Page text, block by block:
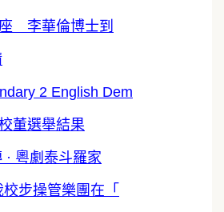
李華倫博士到
2 English Dem
董選舉結果
粵劇泰斗羅家
步操管樂團在「